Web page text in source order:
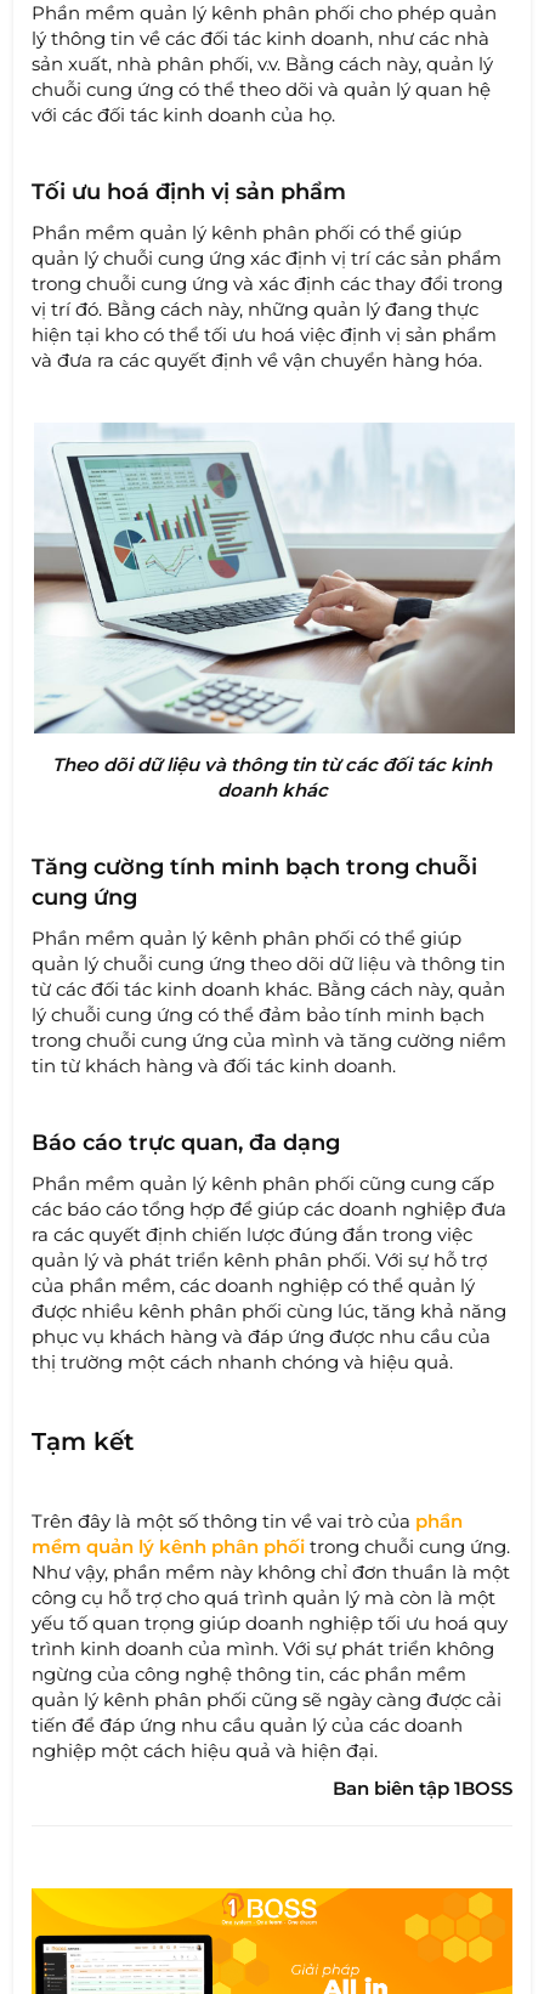
Phần mềm quản lý kênh phân phối cho phép quản
lý thông tin về các đối tác kinh doanh, như các nhà
sản xuất, nhà phân phối, v.v. Bằng cách này, quản lý
chuỗi cung ứng có thể theo dõi và quản lý quan hệ
với các đối tác kinh doanh của họ.
Tối ưu hoá định vị sản phẩm
Phần mềm quản lý kênh phân phối có thể giúp
quản lý chuỗi cung ứng xác định vị trí các sản phẩm
trong chuỗi cung ứng và xác định các thay đổi trong
vị trí đó. Bằng cách này, những quản lý đang thực
hiện tại kho có thể tối ưu hoá việc định vị sản phẩm
và đưa ra các quyết định về vận chuyển hàng hóa.
Theo dõi dữ liệu và thông tin từ các đối tác kinh
doanh khác
Tăng cường tính minh bạch trong chuỗi
cung ứng
Phần mềm quản lý kênh phân phối có thể giúp
quản lý chuỗi cung ứng theo dõi dữ liệu và thông tin
từ các đối tác kinh doanh khác. Bằng cách này, quản
lý chuỗi cung ứng có thể đảm bảo tính minh bạch
trong chuỗi cung ứng của mình và tăng cường niềm
tin từ khách hàng và đối tác kinh doanh.
Báo cáo trực quan, đa dạng
Phần mềm quản lý kênh phân phối cũng cung cấp
các báo cáo tổng hợp để giúp các doanh nghiệp đưa
ra các quyết định chiến lược đúng đắn trong việc
quản lý và phát triển kênh phân phối. Với sự hỗ trợ
của phần mềm, các doanh nghiệp có thể quản lý
được nhiều kênh phân phối cùng lúc, tăng khả năng
phục vụ khách hàng và đáp ứng được nhu cầu của
thị trường một cách nhanh chóng và hiệu quả.
Tạm kết
Trên đây là một số thông tin về vai trò của phần
mềm quản lý kênh phân phối trong chuỗi cung ứng.
Như vậy, phần mềm này không chỉ đơn thuần là một
công cụ hỗ trợ cho quá trình quản lý mà còn là một
yếu tố quan trọng giúp doanh nghiệp tối ưu hoá quy
trình kinh doanh của mình. Với sự phát triển không
ngừng của công nghệ thông tin, các phần mềm
quản lý kênh phân phối cũng sẽ ngày càng được cải
tiến để đáp ứng nhu cầu quản lý của các doanh
nghiệp một cách hiệu quả và hiện đại.
Ban biên tập 1BOSS